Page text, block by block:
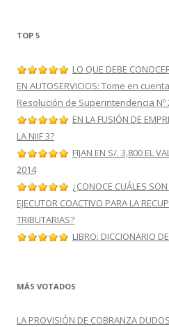
TOP 5
LO QUE DEBE
EN AUTOSERVICIOS: Tome en
Resolución de Superintendencia Nº
EN LA FUSIÓN DE
LA NIIF 3?
FIJAN EN S/. 3,800 EL
2014
¿CONOCE CUÁLES
EJECUTOR COACTIVO PARA LA
TRIBUTARIAS?
LIBRO: DICCIONARIO
MÁS VOTADOS
LA PROVISIÓN DE COBRANZA